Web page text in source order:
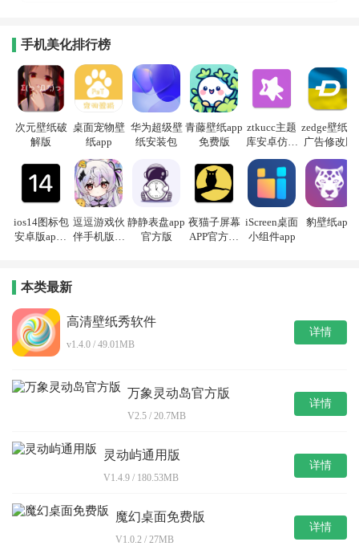
手机美化排行榜
次元壁纸破
解版
桌面宠物壁
纸app
华为超级壁
纸安装包
青藤壁纸app
免费版
ztkucc主题
库安卓仿苹
zedge壁纸去
广告修改版
ios14图标包
安卓版apk(i
逗逗游戏伙
伴手机版最
静静表盘app
官方版
夜猫子屏幕
APP官方正
iScreen桌面
小组件app
豹壁纸app
本类最新
高清壁纸秀软件
v1.4.0 / 49.01MB
详情
万象灵动岛官方版
V2.5 / 20.7MB
详情
灵动屿通用版
V1.4.9 / 180.53MB
详情
魔幻桌面免费版
V1.0.2 / 27MB
详情